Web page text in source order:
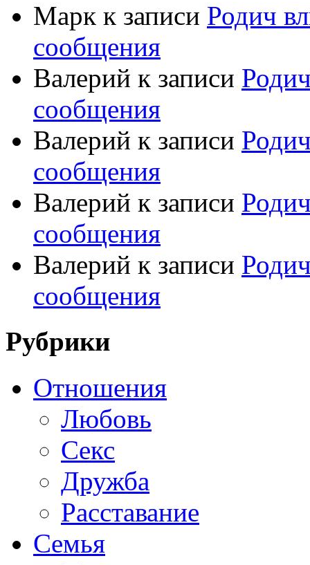
Марк к записи Родич
сообщения
Валерий к записи
сообщения
Валерий к записи
сообщения
Валерий к записи
сообщения
Валерий к записи
сообщения
Рубрики
Отношения
Любовь
Секс
Дружба
Расставание
Семья